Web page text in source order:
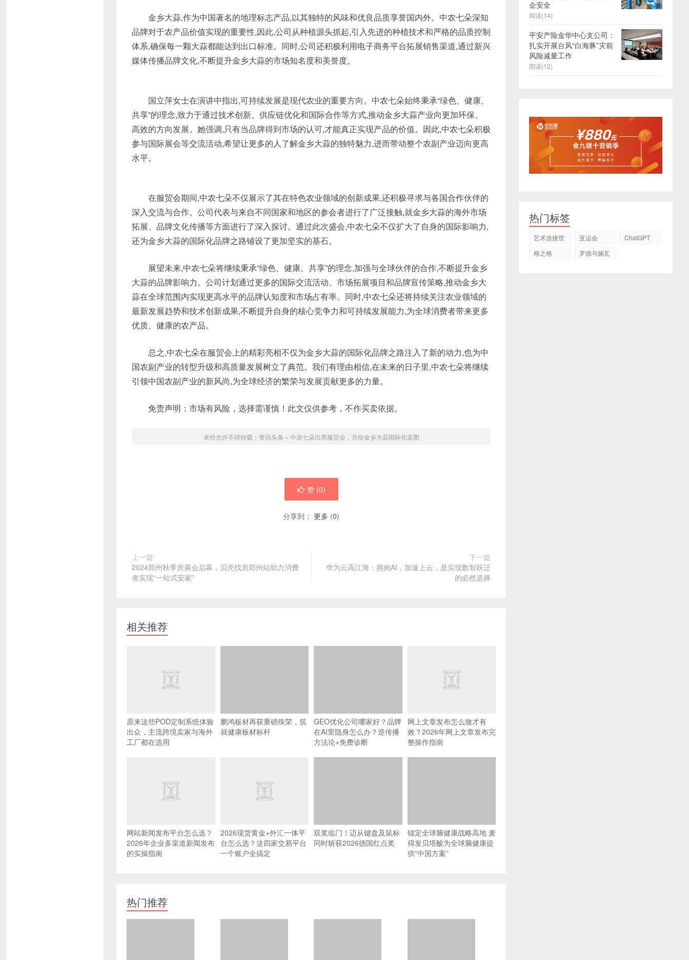
金乡大蒜,作为中国著名的地理标志产品,以其独特的风味和优良品质享誉国内外。中农七朵深知
品牌对于农产品价值实现的重要性,因此,公司从种植源头抓起,引入先进的种植技术和严格的品质控制
体系,确保每一颗大蒜都能达到出口标准。同时,公司还积极利用电子商务平台拓展销售渠道,通过新兴
媒体传播品牌文化,不断提升金乡大蒜的市场知名度和美誉度。
国立萍女士在演讲中指出,可持续发展是现代农业的重要方向。中农七朵始终秉承“绿色、健康、
共享”的理念,致力于通过技术创新、供应链优化和国际合作等方式,推动金乡大蒜产业向更加环保、
高效的方向发展。她强调,只有当品牌得到市场的认可,才能真正实现产品的价值。因此,中农七朵积极
参与国际展会等交流活动,希望让更多的人了解金乡大蒜的独特魅力,进而带动整个农副产业迈向更高
水平。
在服贸会期间,中农七朵不仅展示了其在特色农业领域的创新成果,还积极寻求与各国合作伙伴的
深入交流与合作。公司代表与来自不同国家和地区的参会者进行了广泛接触,就金乡大蒜的海外市场
拓展、品牌文化传播等方面进行了深入探讨。通过此次盛会,中农七朵不仅扩大了自身的国际影响力,
还为金乡大蒜的国际化品牌之路铺设了更加坚实的基石。
展望未来,中农七朵将继续秉承“绿色、健康、共享”的理念,加强与全球伙伴的合作,不断提升金乡
大蒜的品牌影响力。公司计划通过更多的国际交流活动、市场拓展项目和品牌宣传策略,推动金乡大
蒜在全球范围内实现更高水平的品牌认知度和市场占有率。同时,中农七朵还将持续关注农业领域的
最新发展趋势和技术创新成果,不断提升自身的核心竞争力和可持续发展能力,为全球消费者带来更多
优质、健康的农产品。
总之,中农七朵在服贸会上的精彩亮相不仅为金乡大蒜的国际化品牌之路注入了新的动力,也为中
国农副产业的转型升级和高质量发展树立了典范。我们有理由相信,在未来的日子里,中农七朵将继续
引领中国农副产业的新风尚,为全球经济的繁荣与发展贡献更多的力量。
免责声明：市场有风险，选择需谨慎！此文仅供参考，不作买卖依据。
未经允许不得转载： 资讯头条 » 中农七朵出席服贸会，共绘金乡大蒜国际化蓝图
赞 (0)
分享到： 更多 (0)
上一篇
2024郑州秋季房展会启幕，贝壳找房郑州站助力消费
者实现“一站式安家”
下一篇
华为云高江海：拥抱AI，加速上云，是实现数智跃迁
的必然选择
相关推荐
原来这些POD定制系统体验
出众，主流跨境卖家与海外
工厂都在选用
鹏鸿板材再获重磅殊荣，筑
就健康板材标杆
GEO优化公司哪家好？品牌
在AI里隐身怎么办？逆传播
方法论+免费诊断
网上文章发布怎么做才有
效？2026年网上文章发布完
整操作指南
网站新闻发布平台怎么选？
2026年企业多渠道新闻发布
的实操指南
2026现货黄金+外汇一体平
台怎么选？这四家交易平台
一个账户全搞定
双奖临门！迈从键盘及鼠标
同时斩获2026德国红点奖
锚定全球脑健康战略高地 麦
得发贝塔酸为全球脑健康提
供“中国方案”
热门推荐
企安全
阅读(14)
平安产险金华中心支公司：
扎实开展台风“白海豚”灾前
风险减量工作
阅读(12)
热门标签
艺术连接世
亚运会
ChatGPT
格之格
罗德与施瓦